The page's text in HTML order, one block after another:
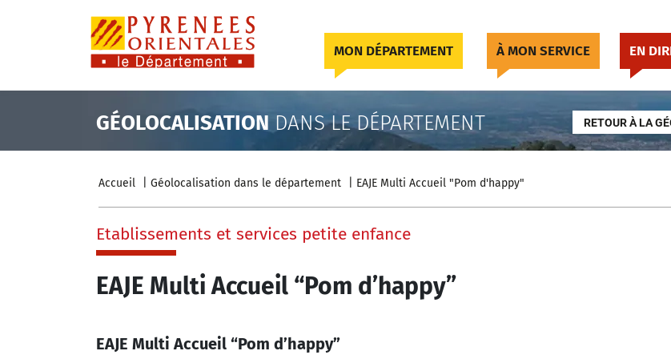
MON DÉPARTEMENT À MON SERVICE EN
GÉOLOCALISATION DANS LE DÉPARTEMENT RETOUR À LA
Accueil Géolocalisation dans le département EAJE Multi Accueil "Pom d'happy"
Etablissements et services petite enfance
EAJE Multi Accueil “Pom d’happy”
EAJE Multi Accueil “Pom d’happy”